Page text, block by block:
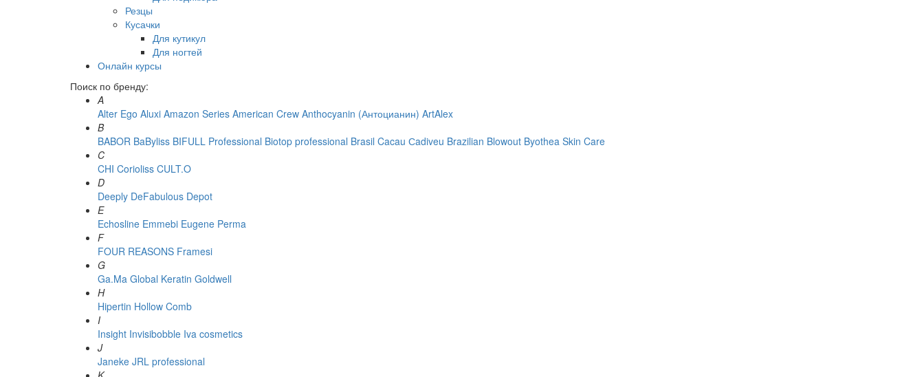
Резцы
Кусачки
Для кутикул
Для ногтей
Онлайн курсы
Поиск по бренду:
A
Alter Ego Aluxi Amazon Series American Crew Anthocyanin (Антоцианин) ArtAlex
B
BABOR BaByliss BIFULL Professional Biotop professional Brasil Cacau Сadiveu Brazilian Blowout Byothea Skin Care
C
CHI Corioliss CULT.O
D
Deeply DeFabulous Depot
E
Echosline Emmebi Eugene Perma
F
FOUR REASONS Framesi
G
Ga.Ma Global Keratin Goldwell
H
Hipertin Hollow Comb
I
Insight Invisibobble Iva cosmetics
J
Janeke JRL professional